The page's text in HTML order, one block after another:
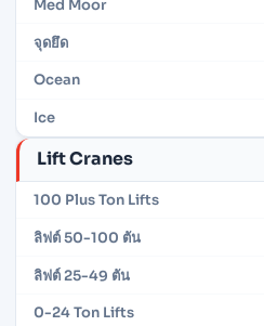
Med Moor
จุดยึด
Ocean
Ice
Lift Cranes
100 Plus Ton Lifts
ลิฟต์ 50-100 ตัน
ลิฟต์ 25-49 ตัน
0-24 Ton Lifts